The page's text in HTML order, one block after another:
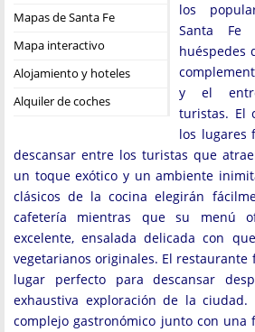
Mapas de Santa Fe
Mapa interactivo
Alojamiento y hoteles
Alquiler de coches
los
Santa Fe
huéspedes
y el
turistas. El
los lugares
descansar entre los turistas que
un toque exótico y un ambiente
clásicos de la cocina elegirán
cafetería mientras que su menú
excelente, ensalada delicada con
vegetarianos originales. El restaurante
lugar perfecto para descansar
exhaustiva exploración de la
complejo gastronómico junto con una